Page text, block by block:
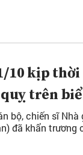
10 kịp
trên
bộ, chiến sĩ
đã khẩn trương